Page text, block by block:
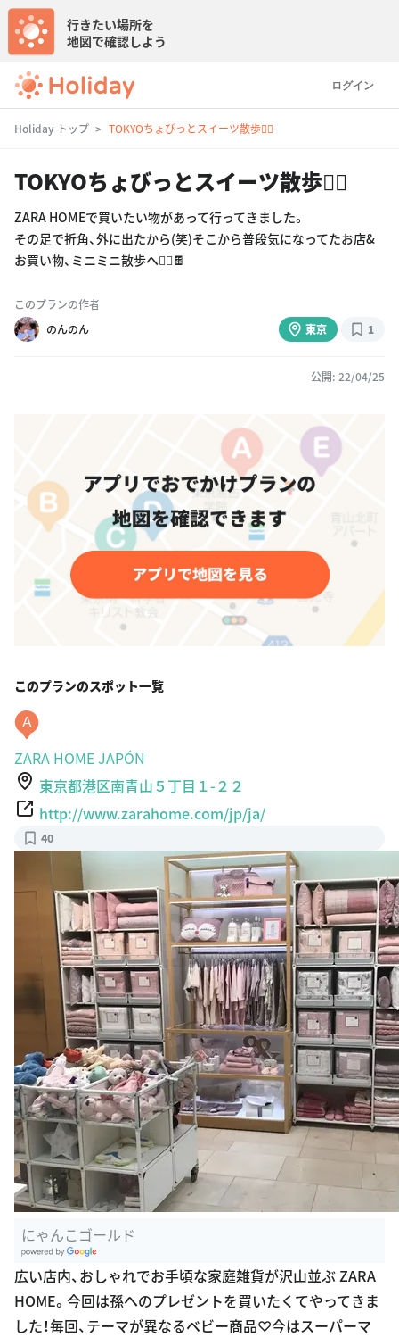
ログイン
行きたい場所を
地図で確認しよう
Holiday トップ TOKYOちょびっとスイーツ散歩🚶‍♀️
TOKYOちょびっとスイーツ散歩🚶‍♀️
ZARA HOMEで買いたい物があって行ってきました。
その足で折角、外に出たから(笑)そこから普段気になってたお店&
お買い物、ミニミニ散歩へ🚶‍♀️🍫
このプランの作者
のんのん
東京 1
公開: 22/04/25
このプランのスポット一覧
A
ZARA HOME JAPÓN
東京都港区南青山５丁目１-２２
http://www.zarahome.com/jp/ja/
40
にゃんこゴールド
oogle Plac
es
広い店内、おしゃれでお手頃な家庭雑貨が沢山並ぶ ZARA
HOME。今回は孫へのプレゼントを買いたくてやってきま
した！毎回、テーマが異なるベビー商品♡今はスーパーマ